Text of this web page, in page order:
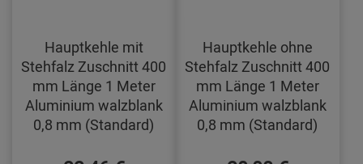
Hauptkehle mit
Stehfalz Zuschnitt 400
mm Länge 1 Meter
Aluminium walzblank
0,8 mm (Standard)
Hauptkehle ohne
Stehfalz Zuschnitt 400
mm Länge 1 Meter
Aluminium walzblank
0,8 mm (Standard)